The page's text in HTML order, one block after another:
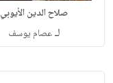
صلاح الدين الأيوبي
لـعصام يوسف